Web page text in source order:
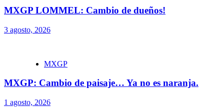
MXGP LOMMEL: Cambio de dueños!
3 agosto, 2026
MXGP
MXGP: Cambio de paisaje… Ya no es naranja.
1 agosto, 2026